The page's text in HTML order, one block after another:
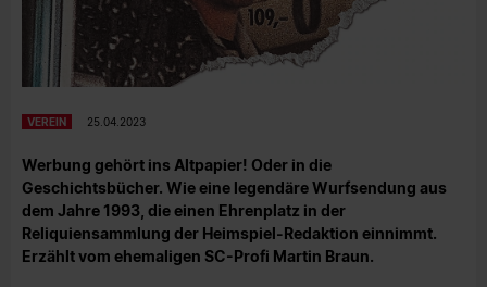
VEREIN 25.04.2023
Werbung gehört ins Altpapier! Oder in die
Geschichtsbücher. Wie eine legendäre Wurfsendung aus
dem Jahre 1993, die einen Ehrenplatz in der
Reliquiensammlung der Heimspiel-Redaktion einnimmt.
Erzählt vom ehemaligen SC-Profi Martin Braun.